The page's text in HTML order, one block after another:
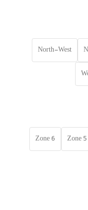
North-West
Zone 5
Zone 6